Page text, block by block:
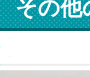
その他